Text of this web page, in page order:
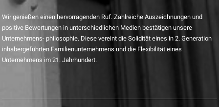
Wir genießen einen hervorragenden Ruf. Zahlreiche Auszeichnungen und
positive Bewertungen in unterschiedlichen Medien bestätigen unsere
Unternehmens- philosophie. Diese vereint die Solidität eines in 2. Generation
inhabergeführten Familienunternehmens und die Flexibilität eines
Unternehmens im 21. Jahrhundert.